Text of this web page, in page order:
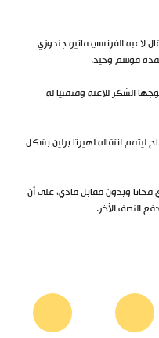
لاعبه الفرنسي ماتيو جندوزي
موسم وحيد.
الشكر للاعبه ومتمنيا له
انتقاله لهيرتا برلين بشكل
مجانا وبدون مقابل مادي، على أن
النصف الأخر.